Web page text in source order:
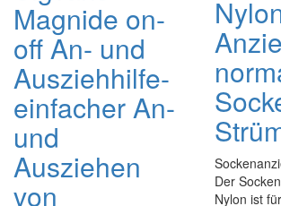
Magnide on-
off An- und
Ausziehhilfe-
einfacher An-
und
Ausziehen
von
Der
Nylon ist